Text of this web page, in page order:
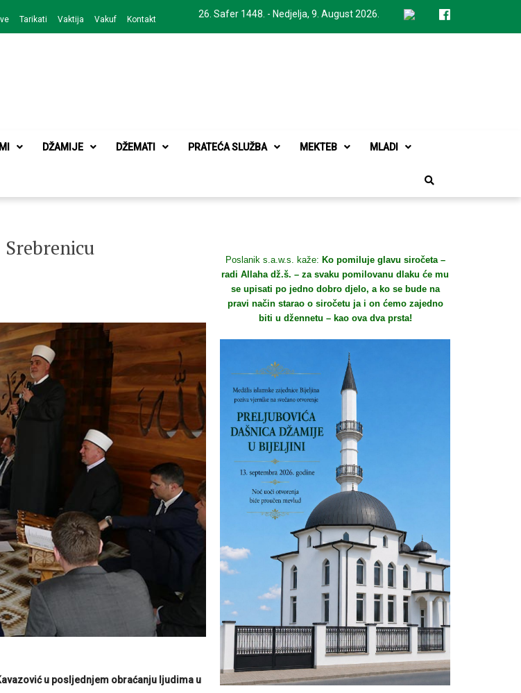
26. Safer 1448. - Nedjelja, 9. August 2026.
Tarikati Vaktija Vakuf Kontakt
Bijeljina
DŽAMIJE DŽEMATI PRATEĆA SLUŽBA MEKTEB MLADI
u posljednjem obraćanju ljudima u
Poslanik s.a.w.s. kaže: Ko pomiluje glavu siročeta –
radi Allaha dž.š. – za svaku pomilovanu dlaku će mu
se upisati po jedno dobro djelo, a ko se bude na
pravi način starao o siročetu ja i on ćemo zajedno
biti u džennetu – kao ova dva prsta!